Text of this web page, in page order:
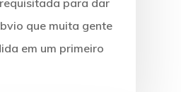
para dar
que muita gente
em um primeiro